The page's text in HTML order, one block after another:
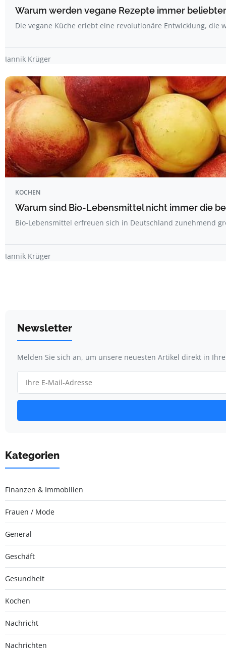
Warum werden vegane Rezepte immer
Die vegane Küche erlebt eine revolutionäre Entwicklung, die
Jannik Krüger
KOCHEN
Warum sind Bio-Lebensmittel nicht immer die
Bio-Lebensmittel erfreuen sich in Deutschland zunehmend
Jannik Krüger
Newsletter
Melden Sie sich an, um unsere neuesten Artikel direkt in
Kategorien
Finanzen & Immobilien
Frauen / Mode
General
Geschäft
Gesundheit
Kochen
Nachricht
Nachrichten